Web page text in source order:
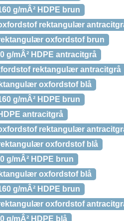
g/mÂ² HDPE brun
rektangulær
oxfordstof brun
g/mÂ² HDPE antracitgrå
rektangulær antracitgrå
oxfordstof blå
g/mÂ² HDPE brun
antracitgrå
rektangulær
oxfordstof blå
g/mÂ² HDPE brun
oxfordstof blå
g/mÂ² HDPE brun
oxfordstof
g/mÂ² HDPE blå